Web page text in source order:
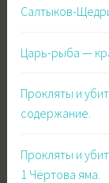
Салтыков-
Царь-рыба —
Прокляты и
содержание.
Прокляты и
1 Чёртова яма.